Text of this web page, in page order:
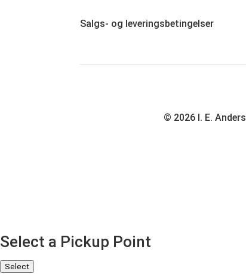
Salgs- og leveringsbetingelser
© 2026 I. E.
Select a Pickup Point
Select